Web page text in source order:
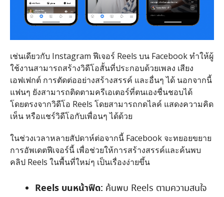
เช่นเดียวกับ Instagram ฟีเจอร์ Reels บน Facebook ทำให้ผู้
ใช้งานสามารถสร้างวิดีโอสั้นที่ประกอบด้วยเพลง เสียง
เอฟเฟกต์ การตัดต่ออย่างสร้างสรรค์ และอื่นๆ ได้ นอกจากนี้
แฟนๆ ยังสามารถติดตามครีเอเตอร์ที่ตนเองชื่นชอบได้
โดยตรงจากวิดีโอ Reels โดยสามารถกดไลค์ แสดงความคิด
เห็น หรือแชร์วิดีโอกับเพื่อนๆ ได้ด้วย
ในช่วงเวลาหลายสัปดาห์ต่อจากนี้ Facebook จะทยอยขยาย
การอัพเดตฟีเจอร์นี้ เพื่อช่วยให้การสร้างสรรค์และค้นพบ
คลิป Reels ในพื้นที่ใหม่ๆ เป็นเรื่องง่ายขึ้น
Reels บนหน้าฟีด: ค้นพบ Reels ตามความสนใจ